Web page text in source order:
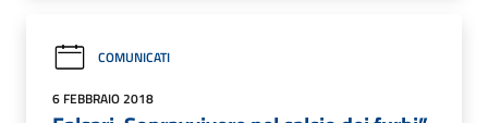
COMUNICATI
6 FEBBRAIO 2018